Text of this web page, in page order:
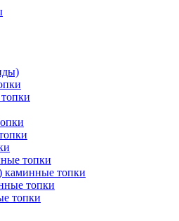
топки
каминные топки
топки
топки